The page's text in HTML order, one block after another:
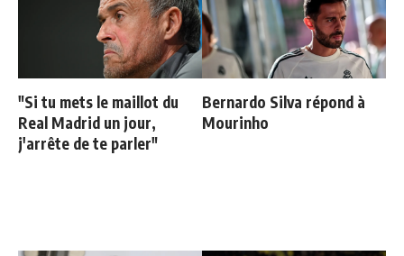
"Si tu mets le maillot du
Real Madrid un jour,
j'arrête de te parler"
Bernardo Silva répond à
Mourinho